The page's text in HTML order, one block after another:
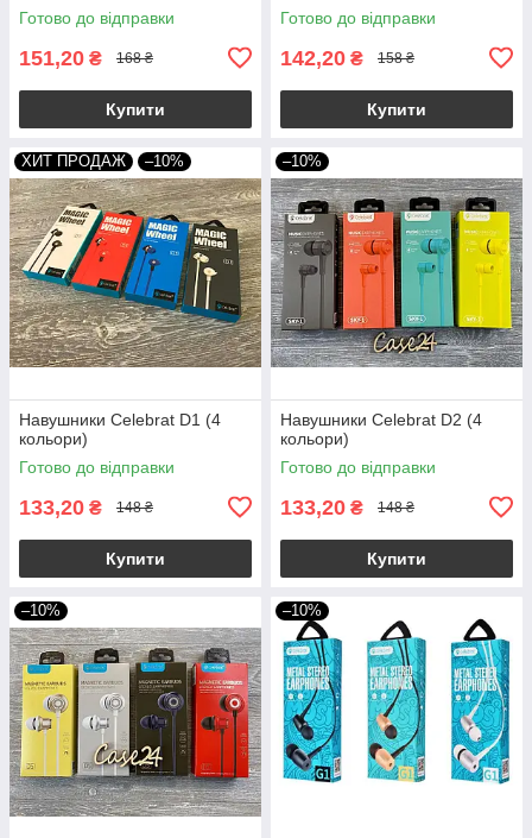
Готово до відправки
151,20 ₴ 168 ₴
Купити
Готово до відправки
142,20 ₴ 158 ₴
Купити
ХИТ ПРОДАЖ –10%
Навушники Celebrat D1 (4
кольори)
Готово до відправки
133,20 ₴ 148 ₴
Купити
–10%
Навушники Celebrat D2 (4
кольори)
Готово до відправки
133,20 ₴ 148 ₴
Купити
–10% –10%